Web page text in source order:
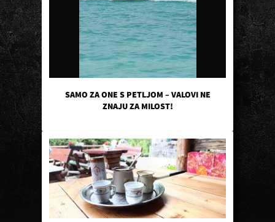
SAMO ZA ONE S PETLJOM – VALOVI NE
ZNAJU ZA MILOST!